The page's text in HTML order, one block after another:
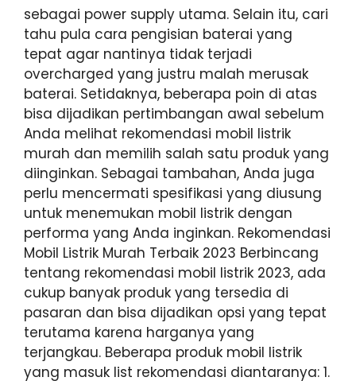
sebagai power supply utama. Selain itu, cari
tahu pula cara pengisian baterai yang
tepat agar nantinya tidak terjadi
overcharged yang justru malah merusak
baterai. Setidaknya, beberapa poin di atas
bisa dijadikan pertimbangan awal sebelum
Anda melihat rekomendasi mobil listrik
murah dan memilih salah satu produk yang
diinginkan. Sebagai tambahan, Anda juga
perlu mencermati spesifikasi yang diusung
untuk menemukan mobil listrik dengan
performa yang Anda inginkan. Rekomendasi
Mobil Listrik Murah Terbaik 2023 Berbincang
tentang rekomendasi mobil listrik 2023, ada
cukup banyak produk yang tersedia di
pasaran dan bisa dijadikan opsi yang tepat
terutama karena harganya yang
terjangkau. Beberapa produk mobil listrik
yang masuk list rekomendasi diantaranya: 1.